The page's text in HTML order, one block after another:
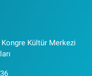
Kültür Merkezi